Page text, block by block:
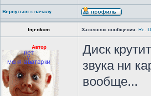
Вернуться к началу
Injenkom Заголовок сообщения: Re:
Автор
Диск
звука ни
вообще...